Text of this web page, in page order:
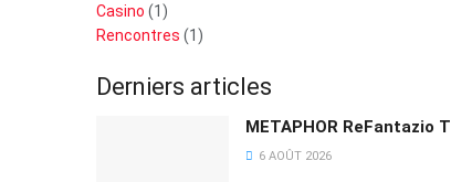
Casino (1)
Rencontres (1)
Derniers articles
METAPHOR ReFantazio
6 AOÛT 2026